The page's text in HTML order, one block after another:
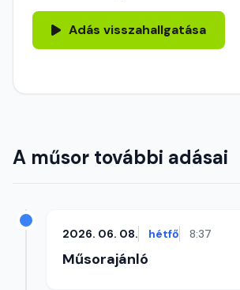
Adás visszahallgatása
A műsor további adásai
2026. 06. 08. hétfő 8:37
Műsorajánló